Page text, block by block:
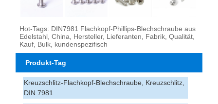
Hot-Tags: DIN7981 Flachkopf-Phillips-Blechschraube aus
Edelstahl, China, Hersteller, Lieferanten, Fabrik, Qualität,
Kauf, Bulk, kundenspezifisch
Produkt-Tag
Kreuzschlitz-Flachkopf-Blechschraube, Kreuzschlitz,
DIN 7981